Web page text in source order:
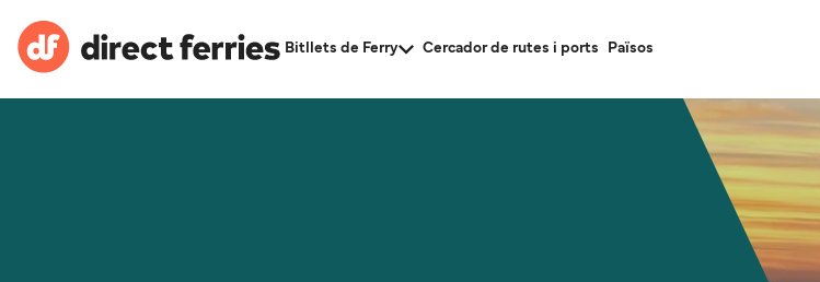
Bitllets de Ferry Cercador de rutes i ports Països